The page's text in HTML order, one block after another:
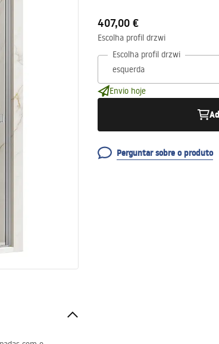
407,00 €
Escolha profil drzwi
Escolha profil drzwi
Envio hoje
Perguntar sobre o produto